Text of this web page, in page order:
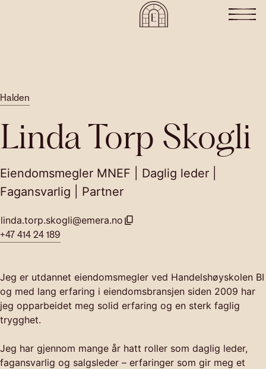
Halden
Linda Torp Skogli
Eiendomsmegler MNEF | Daglig leder |
Fagansvarlig | Partner
linda.torp.skogli@emera.no
+47 414 24 189
Jeg er utdannet eiendomsmegler ved Handelshøyskolen BI
og med lang erfaring i eiendomsbransjen siden 2009 har
jeg opparbeidet meg solid erfaring og en sterk faglig
trygghet.
Jeg har gjennom mange år hatt roller som daglig leder,
fagansvarlig og salgsleder – erfaringer som gir meg et